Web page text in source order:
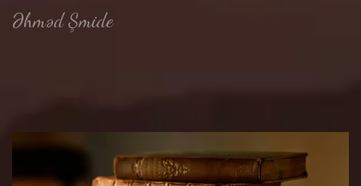
Əhməd Şmide